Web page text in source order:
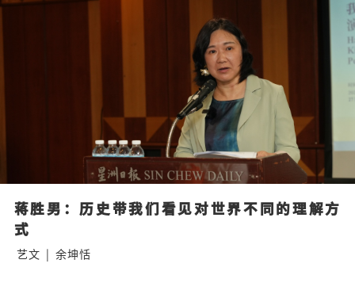
蒋胜男：历史带我们看见对世界不同的理解方
式
艺文 | 余坤恬